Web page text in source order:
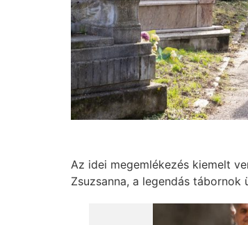
Az idei megemlékezés kiemelt
Zsuzsanna, a legendás tábornok